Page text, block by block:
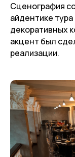
Сценография
айдентике
декоративных
акцент был
реализации.